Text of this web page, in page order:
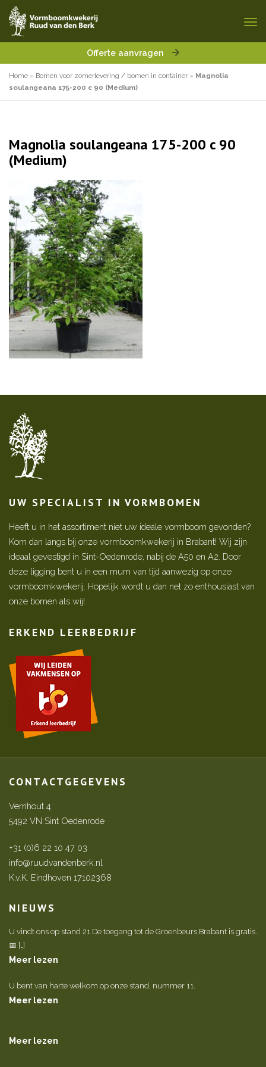
Offerte aanvragen
Home » Bomen voor zomerlevering / bomen in container » Magnolia
soulangeana 175-200 c 90 (Medium)
Magnolia soulangeana 175-200 c 90
(Medium)
UW SPECIALIST IN VORMBOMEN
Heeft u in het assortiment niet uw ideale vormboom gevonden?
Kom dan langs bij onze vormboomkwekerij in Brabant! Wij zijn
ideaal gevestigd in Sint-Oedenrode, nabij de A50 en A2. Door
deze ligging bent u in een mum van tijd aanwezig op onze
vormboomkwekerij. Hopelijk wordt u dan net zo enthousiast van
onze bomen als wij!
ERKEND LEERBEDRIJF
CONTACTGEGEVENS
Vernhout 4
5492 VN Sint Oedenrode
+31 (0)6 22 10 47 03
info@ruudvandenberk.nl
K.v.K. Eindhoven 17102368
NIEUWS
U vindt ons op stand 21 De toegang tot de Groenbeurs Brabant is gratis.
📅 […]
Meer lezen
U bent van harte welkom op onze stand, nummer 11.
Meer lezen
Meer lezen